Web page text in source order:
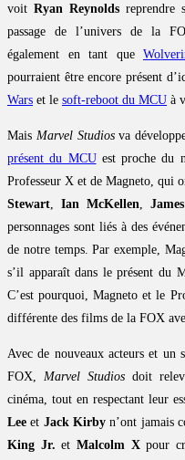
voit Ryan Reynoldsreprendre
passage de l’univers de la
également en tant que
pourraient être encore présent
Wars et le soft-reboot du MCU à
Mais Marvel Studiosva
présent du MCUest proche du
Professeur X et de Magneto, qui
Stewart, Ian McKellen,
personnages sont liés à des
de notre temps. Par exemple,
s’il apparaît dans le présent du
C’est pourquoi, Magneto et le
différente des films de la FOX
Avec de nouveaux acteurs et
FOX, Marvel Studios doit
cinéma, tout en respectant leur
Lee et Jack Kirby n’ont jamais
King Jr. etMalcolm Xpour